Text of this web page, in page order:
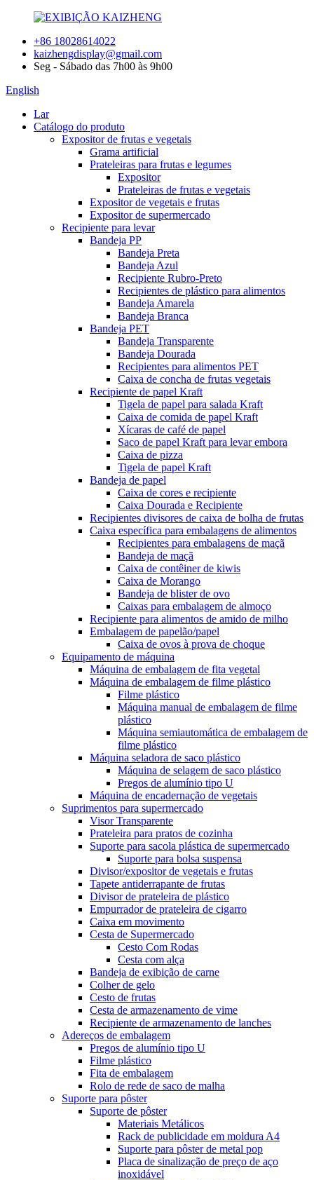
+86 18028614022
kaizhengdisplay@gmail.com
Seg - Sábado das 7h00 às 9h00
English
Lar
Catálogo do produto
Expositor de frutas e vegetais
Grama artificial
Prateleiras para frutas e legumes
Expositor
Prateleiras de frutas e vegetais
Expositor de vegetais e frutas
Expositor de supermercado
Recipiente para levar
Bandeja PP
Bandeja Preta
Bandeja Azul
Recipiente Rubro-Preto
Recipientes de plástico para alimentos
Bandeja Amarela
Bandeja Branca
Bandeja PET
Bandeja Transparente
Bandeja Dourada
Recipientes para alimentos PET
Caixa de concha de frutas vegetais
Recipiente de papel Kraft
Tigela de papel para salada Kraft
Caixa de comida de papel Kraft
Xícaras de café de papel
Saco de papel Kraft para levar embora
Caixa de pizza
Tigela de papel Kraft
Bandeja de papel
Caixa de cores e recipiente
Caixa Dourada e Recipiente
Recipientes divisores de caixa de bolha de frutas
Caixa específica para embalagens de alimentos
Recipientes para embalagens de maçã
Bandeja de maçã
Caixa de contêiner de kiwis
Caixa de Morango
Bandeja de blister de ovo
Caixas para embalagem de almoço
Recipiente para alimentos de amido de milho
Embalagem de papelão/papel
Caixa de ovos à prova de choque
Equipamento de máquina
Máquina de embalagem de fita vegetal
Máquina de embalagem de filme plástico
Filme plástico
Máquina manual de embalagem de filme
plástico
Máquina semiautomática de embalagem de
filme plástico
Máquina seladora de saco plástico
Máquina de selagem de saco plástico
Pregos de alumínio tipo U
Máquina de encadernação de vegetais
Suprimentos para supermercado
Visor Transparente
Prateleira para pratos de cozinha
Suporte para sacola plástica de supermercado
Suporte para bolsa suspensa
Divisor/expositor de vegetais e frutas
Tapete antiderrapante de frutas
Divisor de prateleira de plástico
Empurrador de prateleira de cigarro
Caixa em movimento
Cesta de Supermercado
Cesto Com Rodas
Cesta com alça
Bandeja de exibição de carne
Colher de gelo
Cesto de frutas
Cesta de armazenamento de vime
Recipiente de armazenamento de lanches
Adereços de embalagem
Pregos de alumínio tipo U
Filme plástico
Fita de embalagem
Rolo de rede de saco de malha
Suporte para pôster
Suporte de pôster
Materiais Metálicos
Rack de publicidade em moldura A4
Suporte para pôster de metal pop
Placa de sinalização de preço de aço
inoxidável